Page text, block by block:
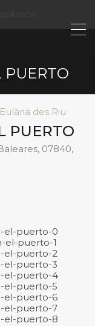
PUERTO
des Riu
PUERTO
07840,